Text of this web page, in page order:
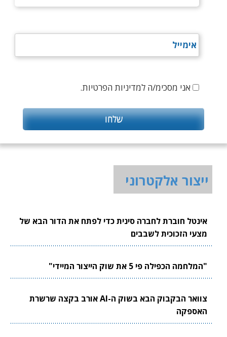
אני מסכימ/ה למדיניות הפרטיות.
ייצור אלקטרוני
אינטל חוברת לחברה סינית כדי לפתח את הדור הבא של
מצעי הזכוכית לשבבים
"המלחמה הכפילה פי 5 את שוק הייצור המיידי"
צוואר הבקבוק הבא בשוק ה-AI אורב בקצה שרשרת
האספקה